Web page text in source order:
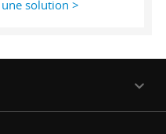
solution >